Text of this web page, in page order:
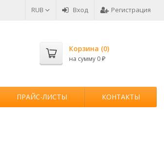
RUB Вход Регистрация
Корзина (0)
на сумму 0 ₽
ПРАЙС-ЛИСТЫ КОНТАКТЫ